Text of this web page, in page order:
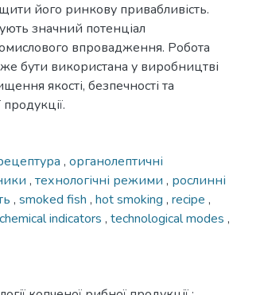
його ринкову привабливість.
значний потенціал
впровадження. Робота
бути використана у виробництві
якості, безпечності та
, органолептичні
, технологічні режими , рослинні
, smoked fish , hot smoking , recipe ,
indicators , technological modes ,